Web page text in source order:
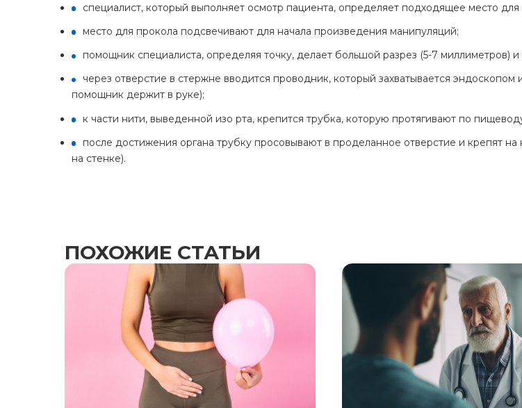
специалист, который выполняет осмотр пациента, определяет подходящее место
место для прокола подсвечивают для начала произведения манипуляций;
помощник специалиста, определяя точку, делает большой разрез (5-7 миллиметров)
через отверстие в стержне вводится проводник, который захватывается
помощник держит в руке);
к части нити, выведенной изо рта, крепится трубка, которую протягивают по
после достижения органа трубку просовывают в проделанное отверстие и крепят
на стенке).
ПОХОЖИЕ СТАТЬИ